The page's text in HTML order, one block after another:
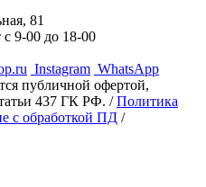
81
9-00 до 18-00
Instagram WhatsApp
публичной офертой,
437 ГК РФ. /Политика
с обработкой ПД /